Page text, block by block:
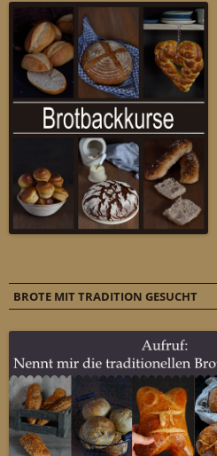
BROTE MIT TRADITION GESUCHT